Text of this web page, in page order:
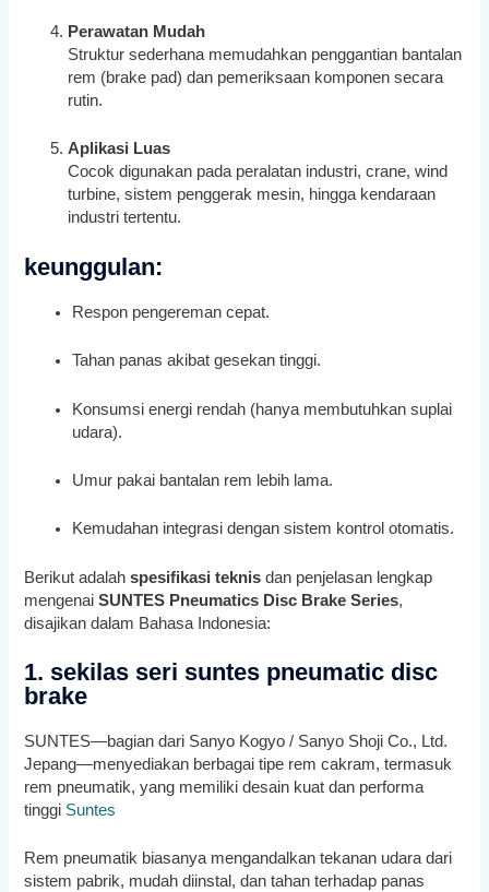
Perawatan Mudah
Struktur sederhana memudahkan penggantian bantalan
rem (brake pad) dan pemeriksaan komponen secara
rutin.
Aplikasi Luas
Cocok digunakan pada peralatan industri, crane, wind
turbine, sistem penggerak mesin, hingga kendaraan
industri tertentu.
keunggulan:
Respon pengereman cepat.
Tahan panas akibat gesekan tinggi.
Konsumsi energi rendah (hanya membutuhkan suplai
udara).
Umur pakai bantalan rem lebih lama.
Kemudahan integrasi dengan sistem kontrol otomatis.
Berikut adalahspesifikasi teknis dan penjelasan lengkap
mengenaiSUNTES Pneumatics Disc Brake Series,
disajikan dalam Bahasa Indonesia:
1. sekilas seri suntes pneumatic disc
brake
SUNTES—bagian dari Sanyo Kogyo / Sanyo Shoji Co., Ltd.
Jepang—menyediakan berbagai tipe rem cakram, termasuk
rem pneumatik, yang memiliki desain kuat dan performa
tinggi Suntes
Rem pneumatik biasanya mengandalkan tekanan udara dari
sistem pabrik, mudah diinstal, dan tahan terhadap panas